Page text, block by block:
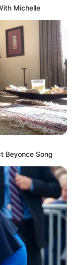
Michelle
Beyonce Song